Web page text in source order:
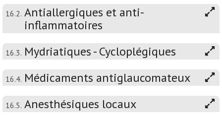
16.2. Antiallergiques et anti-
inflammatoires
16.3. Mydriatiques - Cycloplégiques
16.4. Médicaments antiglaucomateux
16.5. Anesthésiques locaux